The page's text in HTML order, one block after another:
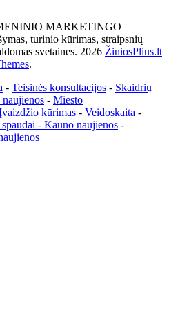
MARKETINGO
turinio kūrimas, straipsnių
svetaines. 2026 ŽiniosPlius.lt
.
- Teisinės konsultacijos - Skaidrių
- Miesto
kūrimas - Veidoskaita -
- Kauno naujienos -